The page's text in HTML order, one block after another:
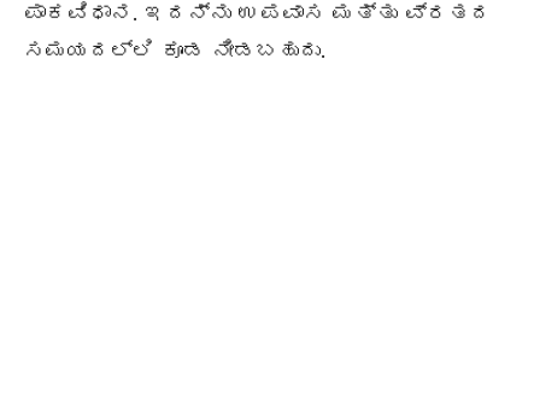
ಪಾಕವಿಧಾನ. ಇದನ್ನು ಉಪವಾಸ ಮತ್ತು ವ್ರತದ
ಸಮಯದಲ್ಲಿ ಕೂಡ ನೀಡಬಹುದು.